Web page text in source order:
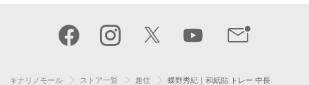
キナリノモール ストア一覧 趣佳 蝶野秀紀｜和紙貼 トレー 中長